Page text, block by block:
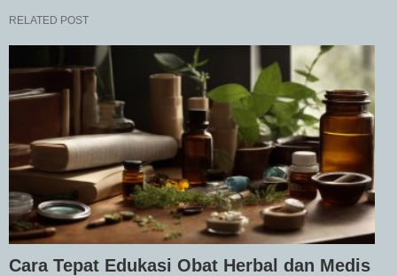
RELATED POST
Cara Tepat Edukasi Obat Herbal dan Medis